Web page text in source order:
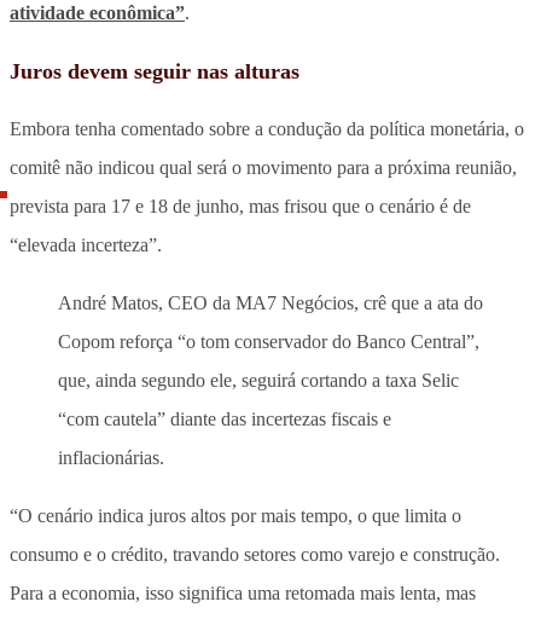
atividade econômica”.
Juros devem seguir nas alturas
Embora tenha comentado sobre a condução da política monetária, o
comitê não indicou qual será o movimento para a próxima reunião,
prevista para 17 e 18 de junho, mas frisou que o cenário é de
“elevada incerteza”.
André Matos, CEO da MA7 Negócios, crê que a ata do
Copom reforça “o tom conservador do Banco Central”,
que, ainda segundo ele, seguirá cortando a taxa Selic
“com cautela” diante das incertezas fiscais e
inflacionárias.
“O cenário indica juros altos por mais tempo, o que limita o
consumo e o crédito, travando setores como varejo e construção.
Para a economia, isso significa uma retomada mais lenta, mas